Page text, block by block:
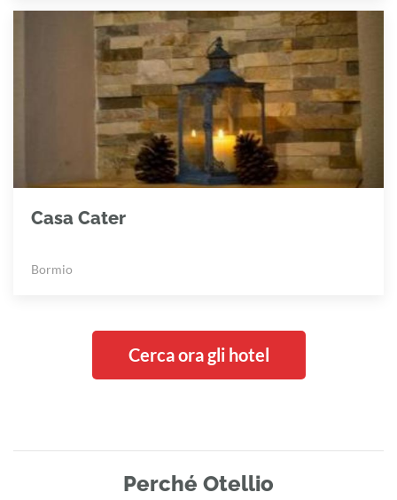
Casa Cater
Bormio
Cerca ora gli hotel
Perché Otellio